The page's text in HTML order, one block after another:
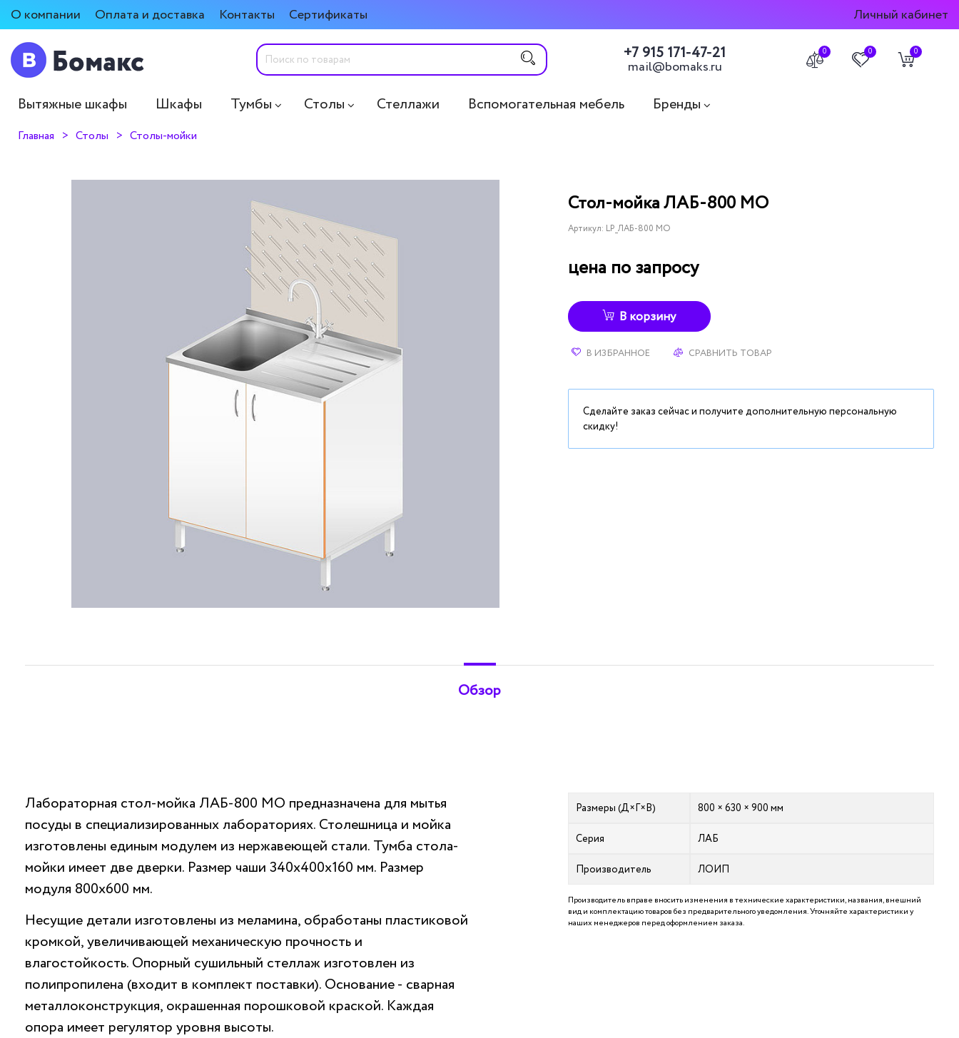
О компании Оплата и доставка Контакты Сертификаты Личный кабинет
+7 915 171-47-21
mail@bomaks.ru
0 0 0
Вытяжные шкафы Шкафы Тумбы Столы Стеллажи Вспомогательная мебель Бренды
Главная Столы Столы-мойки
Стол-мойка ЛАБ-800 МО
Артикул: LP_ЛАБ-800 МО
цена по запросу
В корзину
В ИЗБРАННОЕ СРАВНИТЬ ТОВАР
Сделайте заказ сейчас и получите дополнительную персональную
скидку!
Обзор
Лабораторная стол-мойка ЛАБ-800 МО предназначена для мытья
посуды в специализированных лабораториях. Столешница и мойка
изготовлены единым модулем из нержавеющей стали. Тумба стола-
мойки имеет две дверки. Размер чаши 340х400х160 мм. Размер
модуля 800х600 мм.
Несущие детали изготовлены из меламина, обработаны пластиковой
кромкой, увеличивающей механическую прочность и
влагостойкость. Опорный сушильный стеллаж изготовлен из
полипропилена (входит в комплект поставки). Основание - сварная
металлоконструкция, окрашенная порошковой краской. Каждая
опора имеет регулятор уровня высоты.
Размеры (Д×Г×В) 800 × 630 × 900 мм
Серия ЛАБ
Производитель ЛОИП
Производитель вправе вносить изменения в технические характеристики, названия, внешний
вид и комплектацию товаров без предварительного уведомления. Уточняйте характеристики у
наших менеджеров перед оформлением заказа.